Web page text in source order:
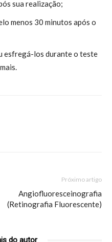
sua realização;
menos 30 minutos após o
esfregá-los durante o teste
Próximo artigo
Angiofluoresceinografia
(Retinografia Fluorescente)
do autor